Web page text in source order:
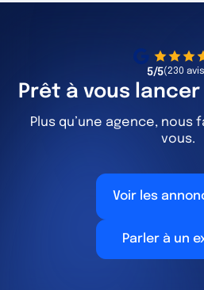
5/5(230
Prêt à vous
Plus qu’une agence, nous
vous.
Voir les
Parler à un